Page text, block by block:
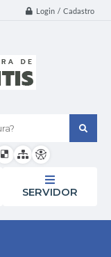
Login / Cadastro
SERVIDOR